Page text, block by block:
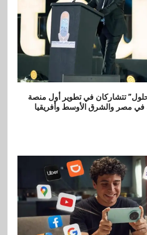
بيان توضيحي صادر عن شركة
ناتجاس
تتشاركان في تطوير أول منصة
في مصر والشرق الأوسط وأفريقيا